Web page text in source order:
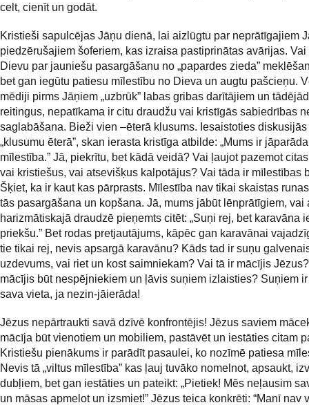
celt, cienīt un godāt.
Kristieši sapulcējas Jāņu dienā, lai aizlūgtu par neprātīgajiem
piedzērušajiem šoferiem, kas izraisa pastiprinātas avārijas. Vai
Dievu par jauniešu pasargāšanu no „papardes zieda”
bet gan iegūtu patiesu mīlestību no Dieva un augtu pašcieņu.
mēdiji pirms Jāņiem „uzbrūk” labas gribas darītājiem un
reitingus, nepatīkama ir citu draudžu vai kristīgās sabiedrības
saglabāšana. Bieži vien –ēterā klusums. Iesaistoties diskusijās
„klusumu ēterā”, skan ierasta kristīga atbilde: „Mums ir
mīlestība.” Jā, piekrītu, bet kādā veidā? Vai ļaujot pazemot
vai kristiešus, vai atsevišķus kalpotājus? Vai tāda ir mīlestības
Šķiet, ka ir kaut kas pārprasts. Mīlestība nav tikai skaistas
tās pasargāšana un kopšana. Jā, mums jābūt lēnprātīgiem, vai
harizmātiskajā draudzē pieņemts citēt: „Suņi rej, bet karavāna
priekšu.” Bet rodas pretjautājums, kāpēc gan karavānai
tie tikai rej, nevis apsargā karavānu? Kāds tad ir suņu
uzdevums, vai riet un kost saimniekam? Vai tā ir mācījis
mācījis būt nespējniekiem un ļāvis suņiem izlaisties? Suņiem
sava vieta, ja nezin-jāierāda!
Jēzus nepārtraukti savā dzīvē konfrontējis! Jēzus saviem
mācīja būt vienotiem un mobiliem, pastāvēt un iestāties citam
Kristiešu pienākums ir parādīt pasaulei, ko nozīmē patiesa
Nevis tā „viltus mīlestība” kas ļauj tuvāko nomelnot, apsaukt,
dubļiem, bet gan iestāties un pateikt: „Pietiek! Mēs neļausim
un māsas apmelot un izsmiet!” Jēzus teica konkrēti: “Manī nav